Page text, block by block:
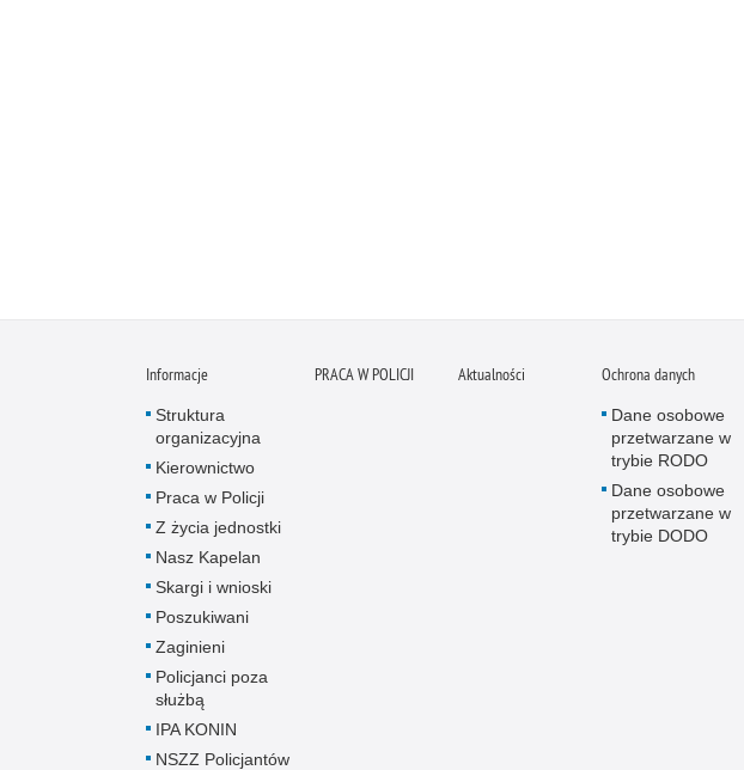
Informacje
Struktura
organizacyjna
Kierownictwo
Praca w Policji
Z życia jednostki
Nasz Kapelan
Skargi i wnioski
Poszukiwani
Zaginieni
Policjanci poza
służbą
IPA KONIN
NSZZ Policjantów
PRACA W POLICJI Aktualności Ochrona danych
Dane osobowe
przetwarzane w
trybie RODO
Dane osobowe
przetwarzane w
trybie DODO